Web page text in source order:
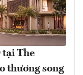
tại The
thương song